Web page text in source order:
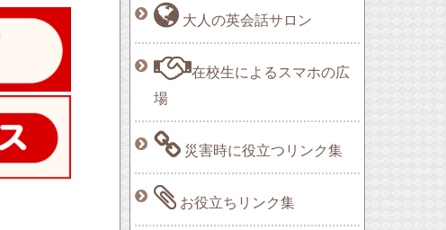
大人の英会話サロン
在校生によるスマホの広
場
災害時に役立つリンク集
お役立ちリンク集